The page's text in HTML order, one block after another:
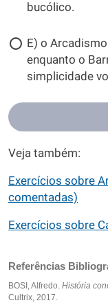
bucólico.
E) o
enquanto o
simplicidade
Veja também:
Exercícios sobre
comentadas)
Exercícios sobre
Referências
BOSI, Alfredo. História
Cultrix, 2017.